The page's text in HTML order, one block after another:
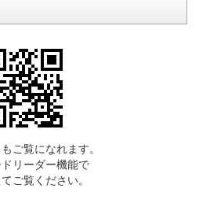
ご覧になれます。
リーダー機能で
ご覧ください。